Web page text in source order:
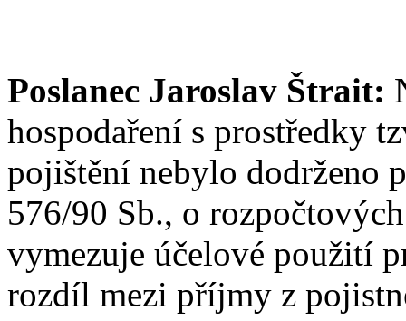
Poslanec Jaroslav Štrait:
hospodaření s prostředky
pojištění nebylo dodrženo
576/90 Sb., o
vymezuje účelové použití
rozdíl mezi příjmy z